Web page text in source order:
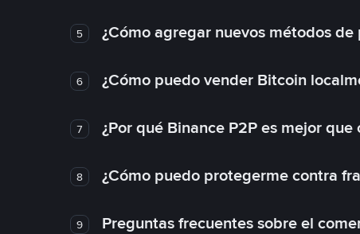
5 ¿Cómo agregar nuevos métodos de
6 ¿Cómo puedo vender Bitcoin
7 ¿Por qué Binance P2P es mejor que
8 ¿Cómo puedo protegerme contra
9 Preguntas frecuentes sobre el